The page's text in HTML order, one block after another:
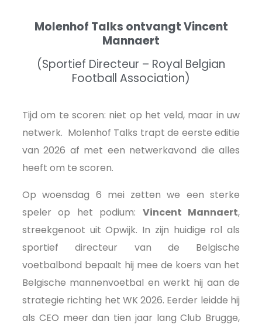
Molenhof Talks ontvangt Vincent
Mannaert
(Sportief Directeur – Royal Belgian
Football Association)
Tijd om te scoren: niet op het veld, maar in uw
netwerk. Molenhof Talks trapt de eerste editie
van 2026 af met een netwerkavond die alles
heeft om te scoren.
Op woensdag 6 mei zetten we een sterke
speler op het podium: Vincent Mannaert,
streekgenoot uit Opwijk. In zijn huidige rol als
sportief directeur van de Belgische
voetbalbond bepaalt hij mee de koers van het
Belgische mannenvoetbal en werkt hij aan de
strategie richting het WK 2026. Eerder leidde hij
als CEO meer dan tien jaar lang Club Brugge,